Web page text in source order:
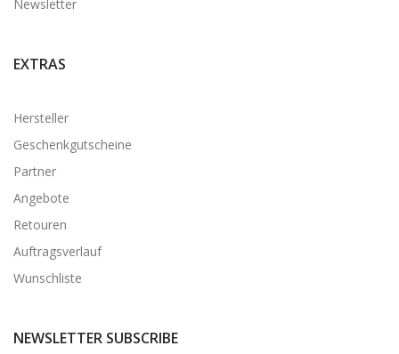
Newsletter
EXTRAS
Hersteller
Geschenkgutscheine
Partner
Angebote
Retouren
Auftragsverlauf
Wunschliste
NEWSLETTER SUBSCRIBE